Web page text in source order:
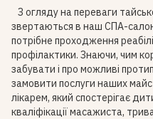
З огляду на переваги
звертаються в наш СПА-
потрібне проходження
профілактики. Знаючи, чим
забувати і про можливі
замовити послуги наших
лікарем, який спостерігає
кваліфікації масажиста,